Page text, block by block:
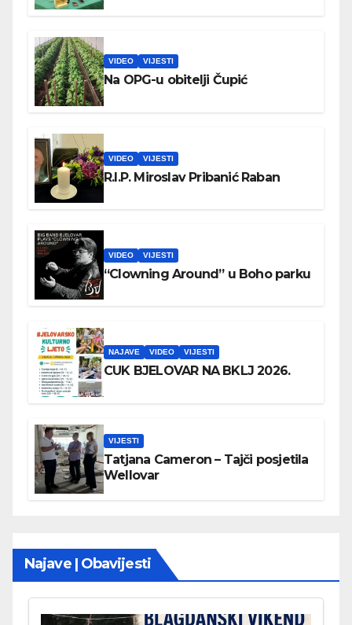
VIDEO VIJESTI
Na OPG-u obitelji Čupić
VIDEO VIJESTI
R.I.P. Miroslav Pribanić Raban
VIDEO VIJESTI
“Clowning Around” u Boho parku
NAJAVE VIDEO VIJESTI
CUK BJELOVAR NA BKLJ 2026.
VIJESTI
Tatjana Cameron – Tajči posjetila
Wellovar
Najave | Obavijesti